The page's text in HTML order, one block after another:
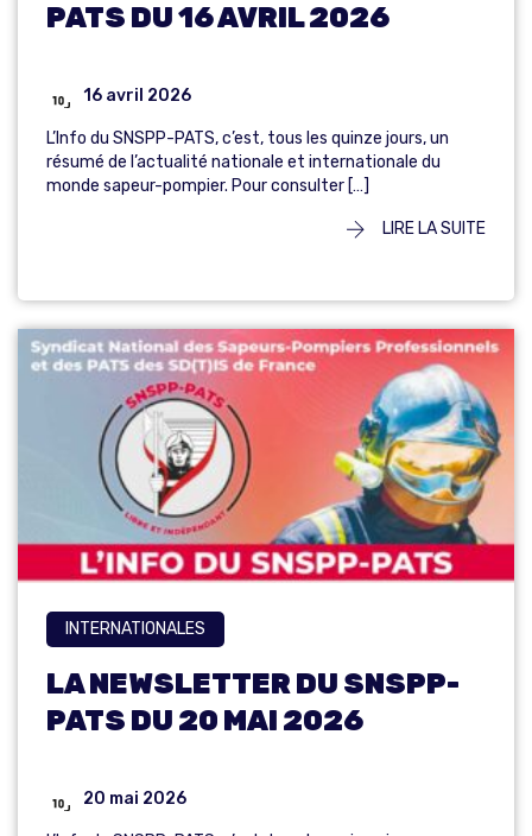
PATS DU 16 AVRIL 2026
16 avril 2026
L’Info du SNSPP-PATS, c’est, tous les quinze jours, un
résumé de l’actualité nationale et internationale du
monde sapeur-pompier. Pour consulter […]
LIRE LA SUITE
INTERNATIONALES
LA NEWSLETTER DU SNSPP-
PATS DU 20 MAI 2026
20 mai 2026